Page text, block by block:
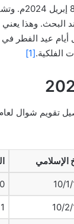
رمضان/1445هـ،
البحث. وهذا يعني
10م هو أول أيام عيد
الفلكية.[1]
الإسلامي
10/
10
10/
11